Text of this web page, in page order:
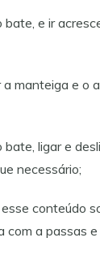
bate, e ir
a manteiga e o
bate, ligar e
necessário;
conteúdo
com a passas